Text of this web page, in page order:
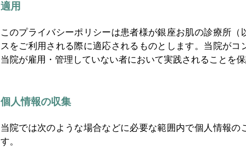
適用
このプライバシーポリシーは患者様が銀座お肌の診療所
スをご利用される際に適応されるものとします。当院がコ
当院が雇用・管理していない者において実践されることを
個人情報の収集
当院では次のような場合などに必要な範囲内で個人情報の
す。